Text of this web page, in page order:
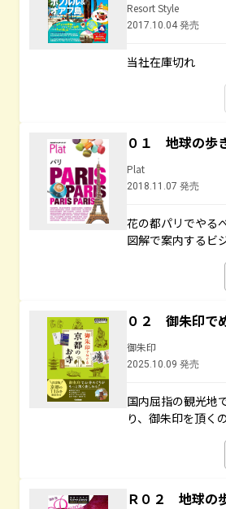
Resort Style
2017.10.04 発売
当社在庫切れ
０１ 地球の
Plat
2018.11.07 発売
花の都パリでやる
図解で案内するビ
０２ 御朱印で
御朱印
2025.10.09 発売
国内屈指の観光地
り、御朱印を頂く
Ｒ０２ 地球の